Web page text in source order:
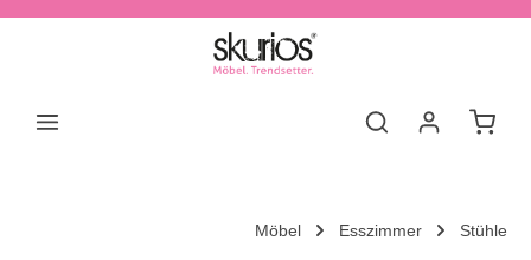
Zum Hauptinhalt springen
Möbel Esszimmer Stühle